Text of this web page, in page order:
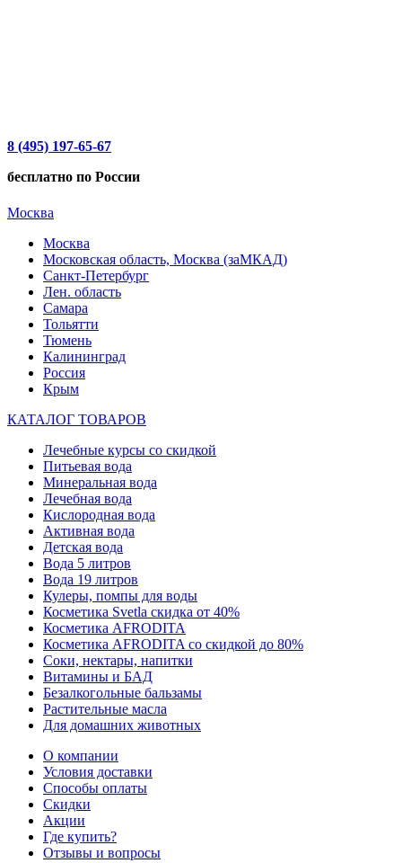
8 (495) 197-65-67
бесплатно по России
Москва
Москва
Московская область, Москва (заМКАД)
Санкт-Петербург
Лен. область
Самара
Тольятти
Тюмень
Калининград
Россия
Крым
КАТАЛОГ ТОВАРОВ
Лечебные курсы со скидкой
Питьевая вода
Минеральная вода
Лечебная вода
Кислородная вода
Активная вода
Детская вода
Вода 5 литров
Вода 19 литров
Кулеры, помпы для воды
Косметика Svetla скидка от 40%
Косметика AFRODITA
Косметика AFRODITA со скидкой до 80%
Соки, нектары, напитки
Витамины и БАД
Безалкогольные бальзамы
Растительные масла
Для домашних животных
О компании
Условия доставки
Способы оплаты
Скидки
Акции
Где купить?
Отзывы и вопросы